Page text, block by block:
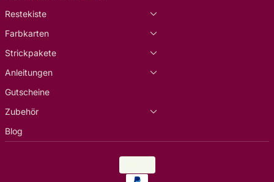
Restekiste
Farbkarten
Strickpakete
Anleitungen
Gutscheine
Zubehör
Blog
Land/Region
Zahlungsarten